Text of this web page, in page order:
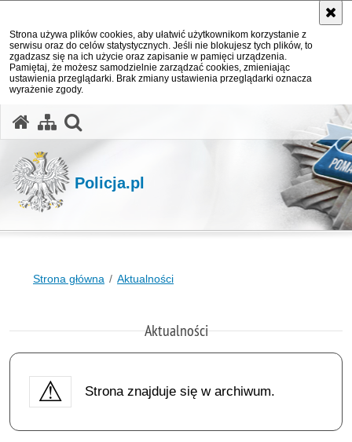
Strona używa plików cookies, aby ułatwić użytkownikom korzystanie z
serwisu oraz do celów statystycznych. Jeśli nie blokujesz tych plików, to
zgadzasz się na ich użycie oraz zapisanie w pamięci urządzenia.
Pamiętaj, że możesz samodzielnie zarządzać cookies, zmieniając
ustawienia przeglądarki. Brak zmiany ustawienia przeglądarki oznacza
wyrażenie zgody.
Policja.pl
Strona główna Aktualności
Aktualności
Strona znajduje się w archiwum.